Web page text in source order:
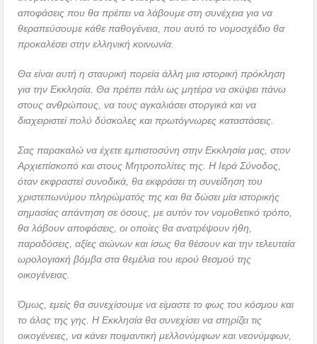
αποφάσεις που θα πρέπει να λάβουμε στη συνέχεια για να
θεραπεύσουμε κάθε παθογένεια, που αυτό το νομοσχέδιο θα
προκαλέσει στην ελληνική κοινωνία.
Θα είναι αυτή η σταυρική πορεία άλλη μια ιστορική πρόκληση
για την Εκκλησία. Θα πρέπει πάλι ως μητέρα να σκύψει πάνω
στους ανθρώπους, να τους αγκαλιάσει στοργικά και να
διαχειριστεί πολύ δύσκολες και πρωτόγνωρες καταστάσεις.
Σας παρακαλώ να έχετε εμπιστοσύνη στην Εκκλησία μας, στον
Αρχιεπίσκοπό και στους Μητροπολίτες της. Η Ιερά Σύνοδος,
όταν εκφραστεί συνοδικά, θα εκφράσει τη συνείδηση του
χριστεπωνύμου πληρώματός της και θα δώσει μία ιστορικής
σημασίας απάντηση σε όσους, με αυτόν τον νομοθετικό τρόπο,
θα λάβουν αποφάσεις, οι οποίες θα ανατρέψουν ήθη,
παραδόσεις, αξίες αιώνων και ίσως θα θέσουν και την τελευταία
ωρολογιακή βόμβα στα θεμέλια του ιερού θεσμού της
οικογένειας.
Όμως, εμείς θα συνεχίσουμε να είμαστε το φως του κόσμου και
το άλας της γης. Η Εκκλησία θα συνεχίσει να στηρίζει τις
οικογένειες, να κάνει ποιμαντική μελλονύμφων και νεονύμφων,